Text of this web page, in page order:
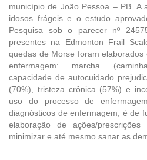
município de João Pessoa – PB. A
idosos frágeis e o estudo
Pesquisa sob o parecer nº
presentes na Edmonton Frail
quedas de Morse foram elaborados
enfermagem: marcha
capacidade de autocuidado
(70%), tristeza crônica (57%) e
uso do processo de
diagnósticos de enfermagem, é de
elaboração de ações/
minimizar e até mesmo sanar as